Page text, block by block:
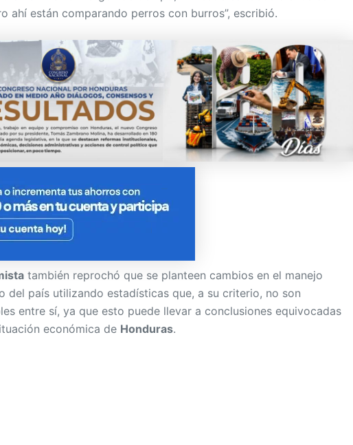
ahí están comparando perros con burros”, escribió.
también reprochó que se planteen cambios en el manejo
del país utilizando estadísticas que, a su criterio, no son
entre sí, ya que esto puede llevar a conclusiones equivocadas
económica de Honduras.